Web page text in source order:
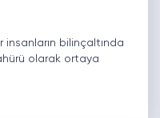
bilinçaltında
olarak ortaya